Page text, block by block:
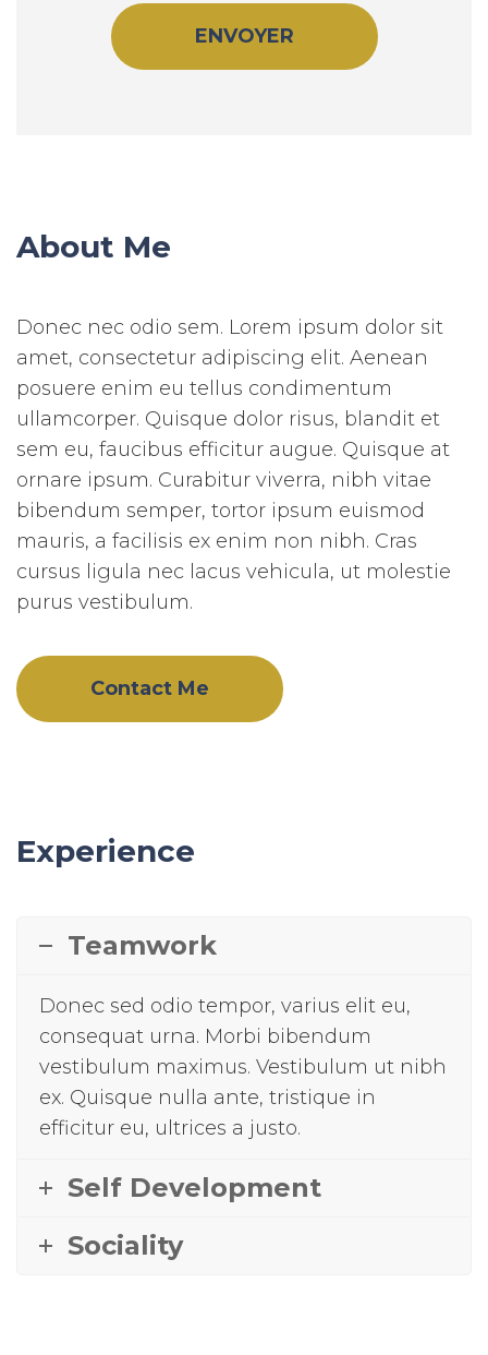
About Me
Donec nec odio sem. Lorem ipsum dolor sit
amet, consectetur adipiscing elit. Aenean
posuere enim eu tellus condimentum
ullamcorper. Quisque dolor risus, blandit et
sem eu, faucibus efficitur augue. Quisque at
ornare ipsum. Curabitur viverra, nibh vitae
bibendum semper, tortor ipsum euismod
mauris, a facilisis ex enim non nibh. Cras
cursus ligula nec lacus vehicula, ut molestie
purus vestibulum.
Contact Me
Experience
Teamwork
Donec sed odio tempor, varius elit eu,
consequat urna. Morbi bibendum
vestibulum maximus. Vestibulum ut nibh
ex. Quisque nulla ante, tristique in
efficitur eu, ultrices a justo.
Self Development
Sociality